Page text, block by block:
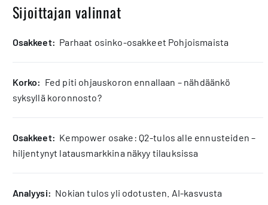
Sijoittajan valinnat
osakkeet: Parhaat osinko-osakkeet Pohjoismaista
korko: Fed piti ohjauskoron ennallaan – nähdäänkö
syksyllä koronnosto?
osakkeet: Kempower osake: Q2-tulos alle ennusteiden –
hiljentynyt latausmarkkina näkyy tilauksissa
analyysi: Nokian tulos yli odotusten. AI-kasvusta